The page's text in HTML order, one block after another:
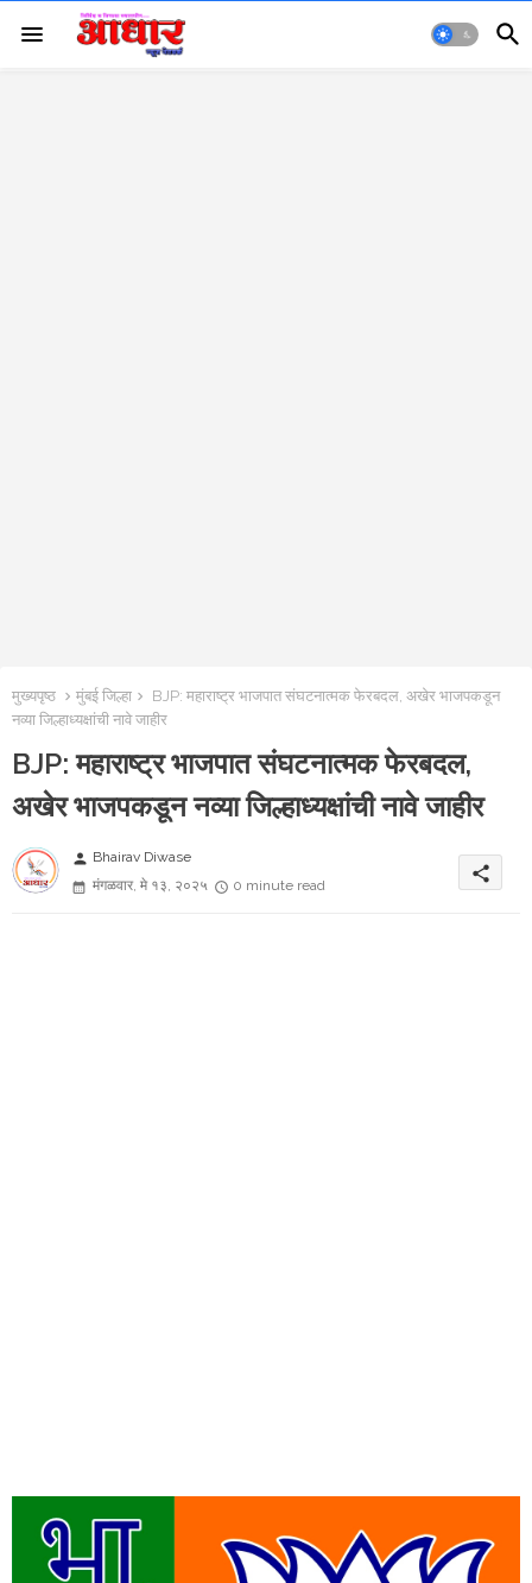
मुख्यपृष्ठ मुंबई जिल्हा
BJP: महाराष्ट्र भाजपात संघटनात्मक फेरबदल, अखेर भाजपकडून
नव्या जिल्हाध्यक्षांची नावे जाहीर
BJP: महाराष्ट्र भाजपात संघटनात्मक फेरबदल,
अखेर भाजपकडून नव्या जिल्हाध्यक्षांची नावे जाहीर
person Bhairav Diwase
मंगळवार, मे १३, २०२५
0 minute read
share